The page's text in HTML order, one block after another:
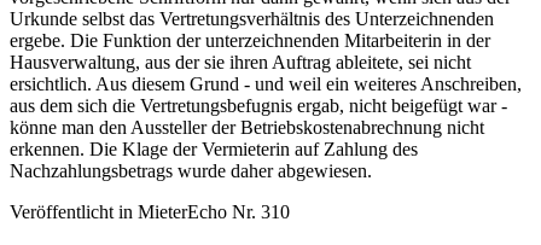
Urkunde selbst das Vertretungsverhältnis des Unterzeichnenden
ergebe. Die Funktion der unterzeichnenden Mitarbeiterin in der
Hausverwaltung, aus der sie ihren Auftrag ableitete, sei nicht
ersichtlich. Aus diesem Grund - und weil ein weiteres Anschreiben,
aus dem sich die Vertretungsbefugnis ergab, nicht beigefügt war -
könne man den Aussteller der Betriebskostenabrechnung nicht
erkennen. Die Klage der Vermieterin auf Zahlung des
Nachzahlungsbetrags wurde daher abgewiesen.
Veröffentlicht in MieterEcho Nr. 310